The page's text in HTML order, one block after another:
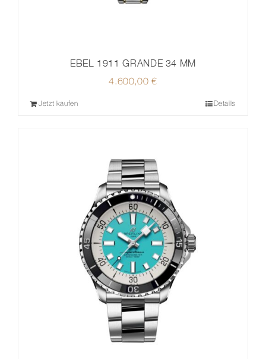
EBEL 1911 GRANDE 34 MM
4.600,00€
Jetzt kaufen Details